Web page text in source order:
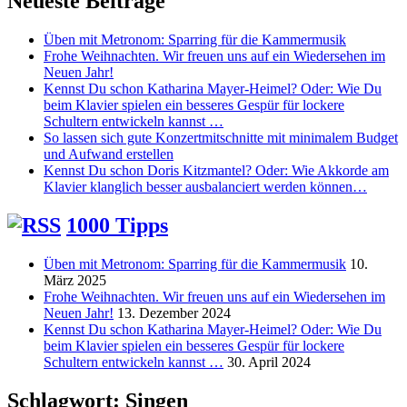
Üben mit Metronom: Sparring für die Kammermusik
Frohe Weihnachten. Wir freuen uns auf ein Wiedersehen im
Neuen Jahr!
Kennst Du schon Katharina Mayer-Heimel? Oder: Wie Du
beim Klavier spielen ein besseres Gespür für lockere
Schultern entwickeln kannst …
So lassen sich gute Konzertmitschnitte mit minimalem Budget
und Aufwand erstellen
Kennst Du schon Doris Kitzmantel? Oder: Wie Akkorde am
Klavier klanglich besser ausbalanciert werden können…
1000 Tipps
Üben mit Metronom: Sparring für die Kammermusik 10.
März 2025
Frohe Weihnachten. Wir freuen uns auf ein Wiedersehen im
Neuen Jahr! 13. Dezember 2024
Kennst Du schon Katharina Mayer-Heimel? Oder: Wie Du
beim Klavier spielen ein besseres Gespür für lockere
Schultern entwickeln kannst … 30. April 2024
Schlagwort: Singen